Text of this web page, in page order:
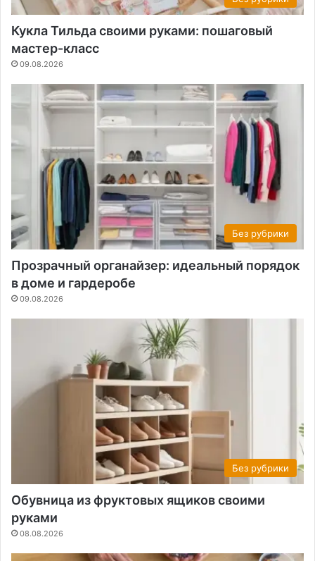
Кукла Тильда своими руками: пошаговый
мастер-класс
09.08.2026
Без рубрики
Прозрачный органайзер: идеальный порядок
в доме и гардеробе
09.08.2026
Без рубрики
Обувница из фруктовых ящиков своими
руками
08.08.2026